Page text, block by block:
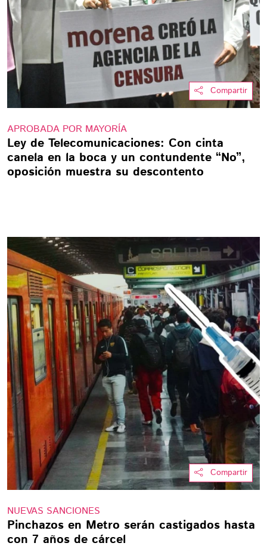
Compartir
APROBADA POR MAYORÍA
Ley de Telecomunicaciones: Con cinta
canela en la boca y un contundente “No”,
oposición muestra su descontento
Compartir
NUEVAS SANCIONES
Pinchazos en Metro serán castigados hasta
con 7 años de cárcel